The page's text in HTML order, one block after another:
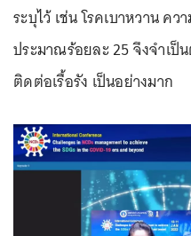
ระบุไว้ เช่น โรคเบาหวาน ค
ประมาณร้อยละ 25 จึงจำเป็
ติดต่อเรื้อรัง เป็นอย่างมาก